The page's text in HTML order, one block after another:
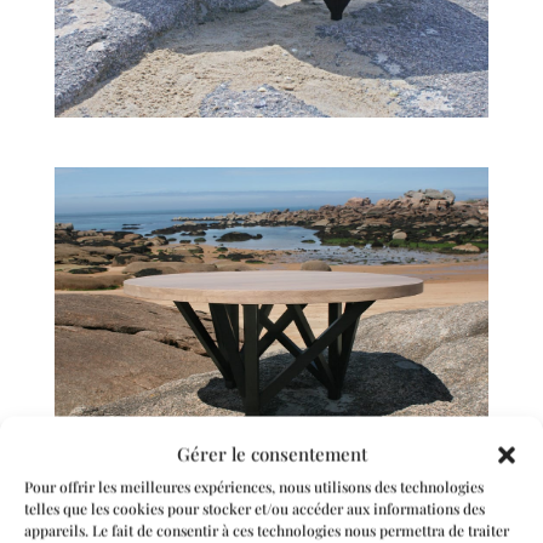
Gérer le consentement
Pour offrir les meilleures expériences, nous utilisons des technologies
telles que les cookies pour stocker et/ou accéder aux informations des
appareils. Le fait de consentir à ces technologies nous permettra de traiter